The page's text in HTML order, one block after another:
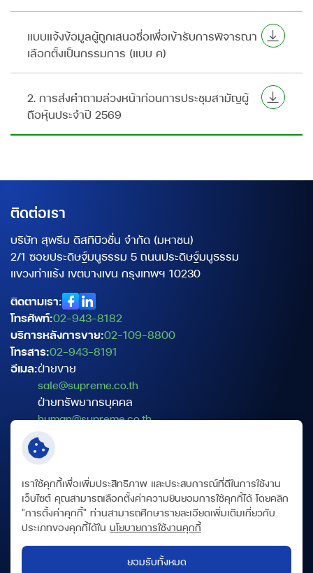
แบบแจ้งข้อมูลผู้ถูกเสนอชื่อเพื่อเข้ารับการพิจารณา
เลือกตั้งเป็นกรรมการ (แบบ ค)
2. การส่งคำถามล่วงหน้าก่อนการประชุมสามัญผู้
ถือหุ้นประจำปี 2569
ติดต่อเรา
บริษัท สุพรีม ดิสทิบิวชั่น จำกัด (มหาชน)
2/1 ซอยประดิษฐ์มนูธรรม 5 ถนนประดิษฐ์มนูธรรม
แขวงท่าแร้ง เขตบางเขน กรุงเทพฯ 10230
ติดตามเรา:
โทรศัพท์:02-943-8182
บริการหลังการขาย:02-109-8800
โทรสาร:02-943-8191
อีเมล:ฝ่ายขาย
sale@supreme.co.th
ฝ่ายทรัพยากรบุคคล
human@supreme.co.th
ฝ่ายบริการเทคนิค
service@supreme.co.th
เจ้าหน้าที่คุ้มครองข้อมูลส่วนบุคคล
dpo@supreme.co.th
ข้อกำหนดและเงื่อนไข
นโยบายความเป็นส่วนตัว
เราใช้คุกกี้เพื่อเพิ่มประสิทธิภาพ และประสบการณ์ที่ดีในการใช้งาน
เว็บไซต์ คุณสามารถเลือกตั้งค่าความยินยอมการใช้คุกกี้ได้ โดยคลิก
"การตั้งค่าคุกกี้" ท่านสามารถศึกษารายละเอียดเพิ่มเติมเกี่ยวกับ
ประเภทของคุกกี้ได้ใน นโยบายการใช้งานคุกกี้
ยอมรับทั้งหมด